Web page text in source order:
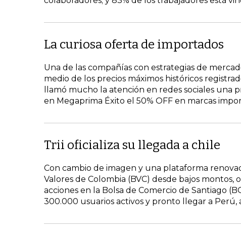
La curiosa oferta de importados
Una de las compañías con estrategias de
medio de los precios máximos históricos
llamó mucho la atención en redes sociales una
en Megaprima Éxito el 50% OFF en marcas
Trii oficializa su llegada a chile
Con cambio de imagen y una plataforma
Valores de Colombia (BVC) desde bajos
acciones en la Bolsa de Comercio de Santiago
300.000 usuarios activos y pronto llegar a